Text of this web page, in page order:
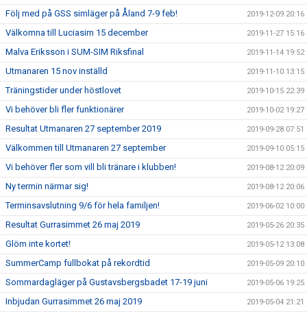
Följ med på GSS simläger på Åland 7-9 feb! 2019-12-09 20:16
Välkomna till Luciasim 15 december 2019-11-27 15:16
Malva Eriksson i SUM-SIM Riksfinal 2019-11-14 19:52
Utmanaren 15 nov inställd 2019-11-10 13:15
Träningstider under höstlovet 2019-10-15 22:39
Vi behöver bli fler funktionärer 2019-10-02 19:27
Resultat Utmanaren 27 september 2019 2019-09-28 07:51
Välkommen till Utmanaren 27 september 2019-09-10 05:15
Vi behöver fler som vill bli tränare i klubben! 2019-08-12 20:09
Ny termin närmar sig! 2019-08-12 20:06
Terminsavslutning 9/6 för hela familjen! 2019-06-02 10:00
Resultat Gurrasimmet 26 maj 2019 2019-05-26 20:35
Glöm inte kortet! 2019-05-12 13:08
SummerCamp fullbokat på rekordtid 2019-05-09 20:10
Sommardagläger på Gustavsbergsbadet 17-19 juni 2019-05-06 19:25
Inbjudan Gurrasimmet 26 maj 2019 2019-05-04 21:21